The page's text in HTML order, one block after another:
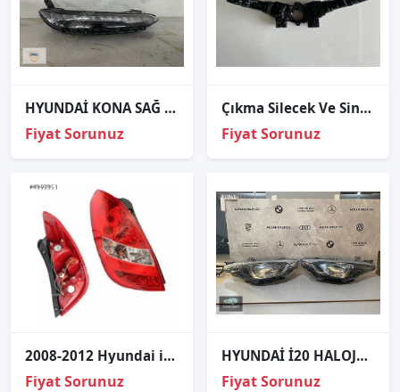
HYUNDAİ KONA SAĞ GÜNDÜZ FARI ORJİNAL
Fiyat Sorunuz
Çıkma Silecek Ve Sinyal Kolu Hyundai Accent Blue 39F3MA-2210
Fiyat Sorunuz
2008-2012 Hyundai i20 Sol Stop Lambası 92401-1J000
Fiyat Sorunuz
HYUNDAİ İ20 HALOJEN TAKIM SIFIR FAR
Fiyat Sorunuz